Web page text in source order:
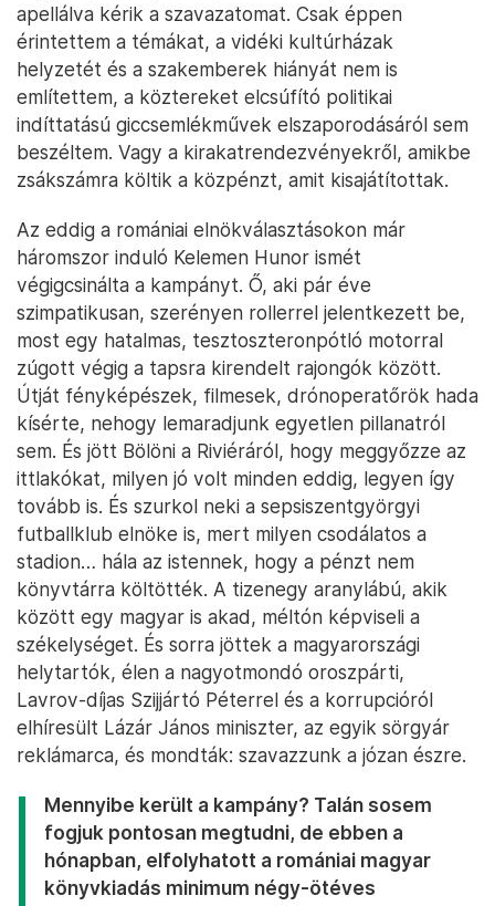
apellálva kérik a szavazatomat. Csak éppen
érintettem a témákat, a vidéki kultúrházak
helyzetét és a szakemberek hiányát nem is
említettem, a köztereket elcsúfító politikai
indíttatású giccsemlékművek elszaporodásáról sem
beszéltem. Vagy a kirakatrendezvényekről, amikbe
zsákszámra költik a közpénzt, amit kisajátítottak.
Az eddig a romániai elnökválasztásokon már
háromszor induló Kelemen Hunor ismét
végigcsinálta a kampányt. Ő, aki pár éve
szimpatikusan, szerényen rollerrel jelentkezett be,
most egy hatalmas, tesztoszteronpótló motorral
zúgott végig a tapsra kirendelt rajongók között.
Útját fényképészek, filmesek, drónoperatőrök hada
kísérte, nehogy lemaradjunk egyetlen pillanatról
sem. És jött Bölöni a Riviéráról, hogy meggyőzze az
ittlakókat, milyen jó volt minden eddig, legyen így
tovább is. És szurkol neki a sepsiszentgyörgyi
futballklub elnöke is, mert milyen csodálatos a
stadion… hála az istennek, hogy a pénzt nem
könyvtárra költötték. A tizenegy aranylábú, akik
között egy magyar is akad, méltón képviseli a
székelységet. És sorra jöttek a magyarországi
helytartók, élen a nagyotmondó oroszpárti,
Lavrov-díjas Szijjártó Péterrel és a korrupcióról
elhíresült Lázár János miniszter, az egyik sörgyár
reklámarca, és mondták: szavazzunk a józan észre.
Mennyibe került a kampány? Talán sosem
fogjuk pontosan megtudni, de ebben a
hónapban, elfolyhatott a romániai magyar
könyvkiadás minimum négy-ötéves